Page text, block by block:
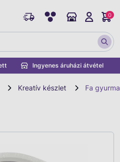
Ingyenes áruházi átvétel
0
Kreatív készlet Fa